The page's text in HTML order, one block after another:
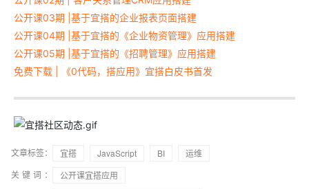
公开课03期 |基于宜搭的企业报表页面搭建
公开课04期 |基于宜搭的《企业物资管理》应用搭建
公开课05期 |基于宜搭的《招聘管理》应用搭建
免费下载 | 《0代码，搭应用》宜搭白皮书首发
文章标签： 宜搭 JavaScript BI
运维
关键词：
公开课宜搭应用